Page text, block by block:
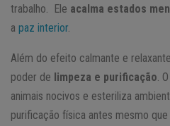
trabalho. Ele acalma estados
a paz interior.
Além do efeito calmante e
poder de limpeza e purificação .
animais nocivos e esteriliza
purificação física antes mesmo